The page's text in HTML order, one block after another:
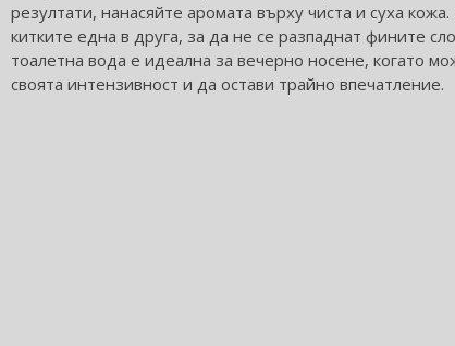
резултати, нанасяйте аромата върху чиста и суха
китките една в друга, за да не се разпаднат фините
тоалетна вода е идеална за вечерно носене, когато
своята интензивност и да остави трайно впечатление.